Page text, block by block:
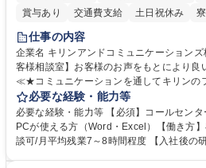
賞与あり
交通費支給 土日祝休み
仕事の内容
企業名 キリンアンドコミュニケーションズ株式会社 求人名
客様相談室】お客様のお声をもとにより良い商品
≪★コミュニケーションを通してキリン
お客様のお声をより良い商品づくりに活か
様相談室でのお仕事です。 日々お客様からいただくキリングループへのご
意見を、企業活動に活かしています。お客
って対応、情報提供するとともにグループ
必要な経験・能力等
必要な経験・能力等 【必須】コールセンタ
PCが使える方（Word・Excel）【働き方
談可/月平均残業7～8時間程度 【入社後の研修】着任から1か月は電話対応